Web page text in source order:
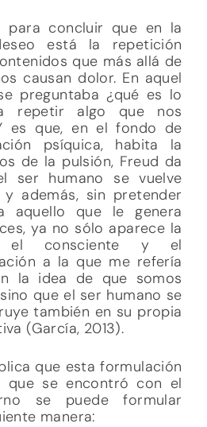
para concluir que en la
está la repetición
que más allá de
causan dolor. En aquel
preguntaba ¿qué es lo
repetir algo que nos
es que, en el fondo de
psíquica, habita la
de la pulsión, Freud da
ser humano se vuelve
además, sin pretender
aquello que le genera
ya no sólo aparece la
el consciente y el
a la que me refería
la idea de que somos
que el ser humano se
también en su propia
(García, 2013).
que esta formulación
que se encontró con el
se puede formular
manera: